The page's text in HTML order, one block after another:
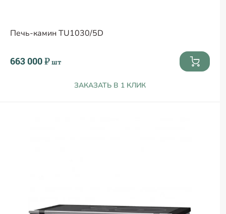
Печь-камин TU1030/5D
663 000 ₽шт
ЗАКАЗАТЬ В 1 КЛИК